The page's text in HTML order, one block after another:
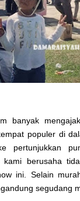
banyak
populer di
pertunjukkan
kami berusaha
ini. Selain
segudang